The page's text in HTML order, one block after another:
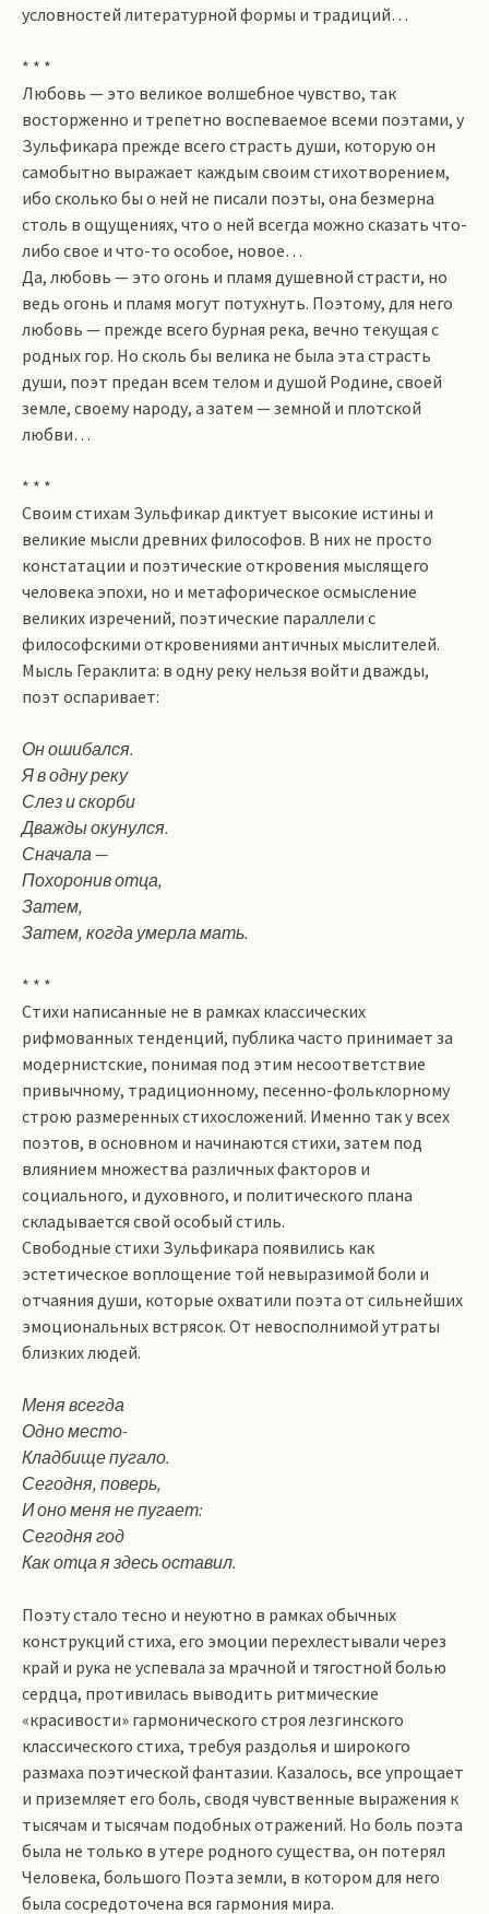
условностей литературной формы и традиций…
* * *
Любовь — это великое волшебное чувство, так
восторженно и трепетно воспеваемое всеми поэтами, у
Зульфикара прежде всего страсть души, которую он
самобытно выражает каждым своим стихотворением,
ибо сколько бы о ней не писали поэты, она безмерна
столь в ощущениях, что о ней всегда можно сказать что-
либо свое и что-то особое, новое…
Да, любовь — это огонь и пламя душевной страсти, но
ведь огонь и пламя могут потухнуть. Поэтому, для него
любовь — прежде всего бурная река, вечно текущая с
родных гор. Но сколь бы велика не была эта страсть
души, поэт предан всем телом и душой Родине, своей
земле, своему народу, а затем — земной и плотской
любви…
* * *
Своим стихам Зульфикар диктует высокие истины и
великие мысли древних философов. В них не просто
констатации и поэтические откровения мыслящего
человека эпохи, но и метафорическое осмысление
великих изречений, поэтические параллели с
философскими откровениями античных мыслителей.
Мысль Гераклита: в одну реку нельзя войти дважды,
поэт оспаривает:
Он ошибался.
Я в одну реку
Слез и скорби
Дважды окунулся.
Сначала —
Похоронив отца,
Затем,
Затем, когда умерла мать.
* * *
Стихи написанные не в рамках классических
рифмованных тенденций, публика часто принимает за
модернистские, понимая под этим несоответствие
привычному, традиционному, песенно-фольклорному
строю размеренных стихосложений. Именно так у всех
поэтов, в основном и начинаются стихи, затем под
влиянием множества различных факторов и
социального, и духовного, и политического плана
складывается свой особый стиль.
Свободные стихи Зульфикара появились как
эстетическое воплощение той невыразимой боли и
отчаяния души, которые охватили поэта от сильнейших
эмоциональных встрясок. От невосполнимой утраты
близких людей.
Меня всегда
Одно место-
Кладбище пугало.
Сегодня, поверь,
И оно меня не пугает:
Сегодня год
Как отца я здесь оставил.
Поэту стало тесно и неуютно в рамках обычных
конструкций стиха, его эмоции перехлестывали через
край и рука не успевала за мрачной и тягостной болью
сердца, противилась выводить ритмические
«красивости» гармонического строя лезгинского
классического стиха, требуя раздолья и широкого
размаха поэтической фантазии. Казалось, все упрощает
и приземляет его боль, сводя чувственные выражения к
тысячам и тысячам подобных отражений. Но боль поэта
была не только в утере родного существа, он потерял
Человека, большого Поэта земли, в котором для него
была сосредоточена вся гармония мира.